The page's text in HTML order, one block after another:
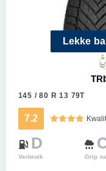
Lekke
145 / 80 R 13 79T
7.2
D
Verbruik Grip